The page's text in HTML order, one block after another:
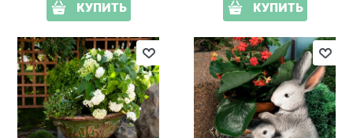
КУПИТЬ КУПИТЬ